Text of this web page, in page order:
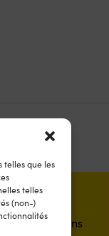
telles que les
telles
(non-)
les magasins